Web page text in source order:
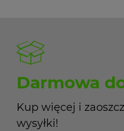
Darmowa
Kup więcej i
wysyłki!